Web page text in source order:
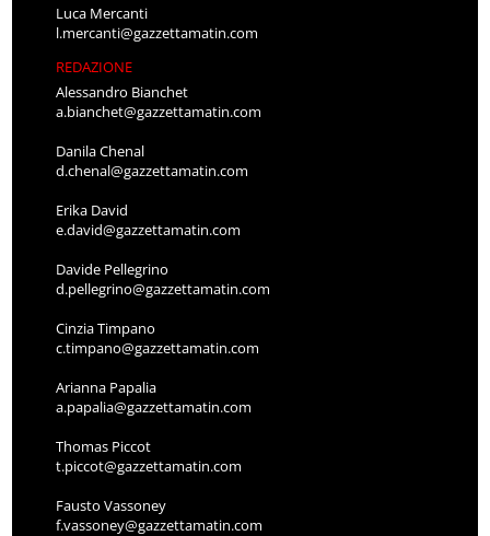
Luca Mercanti
l.mercanti@gazzettamatin.com
REDAZIONE
Alessandro Bianchet
a.bianchet@gazzettamatin.com
Danila Chenal
d.chenal@gazzettamatin.com
Erika David
e.david@gazzettamatin.com
Davide Pellegrino
d.pellegrino@gazzettamatin.com
Cinzia Timpano
c.timpano@gazzettamatin.com
Arianna Papalia
a.papalia@gazzettamatin.com
Thomas Piccot
t.piccot@gazzettamatin.com
Fausto Vassoney
f.vassoney@gazzettamatin.com